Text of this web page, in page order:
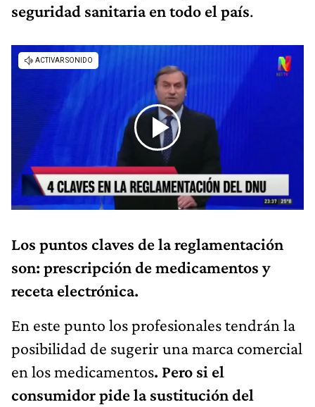
seguridad sanitaria en todo el país.
Los puntos claves de la reglamentación
son: prescripción de medicamentos y
receta electrónica.
En este punto los profesionales tendrán la
posibilidad de sugerir una marca comercial
en los medicamentos. Pero si el
consumidor pide la sustitución del